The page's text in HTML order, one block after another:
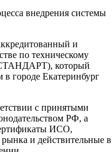
внедрения системы
и
по техническому
который
городе Екатеринбург
с принятыми
РФ, а
ИСО,
и действительные в